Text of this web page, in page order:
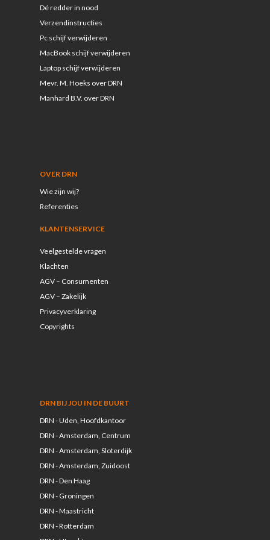
Dé redder in nood
Verzendinstructies
Pc schijf verwijderen
MacBook schijf verwijderen
Laptop schijf verwijderen
Mevr. M. Hoeks over DRN
Manhard B.V. over DRN
OVER DRN
Wie zijn wij?
Referenties
KLANTENSERVICE
Veelgestelde vragen
Klachten
AGV – Consumenten
AGV – Zakelijk
Privacyverklaring
Copyrights
DRN BIJ JOU IN DE BUURT
DRN - Uden, Hoofdkantoor
DRN - Amsterdam, Centrum
DRN - Amsterdam, Sloterdijk
DRN - Amsterdam, Zuidoost
DRN - Den Haag
DRN - Groningen
DRN - Maastricht
DRN - Rotterdam